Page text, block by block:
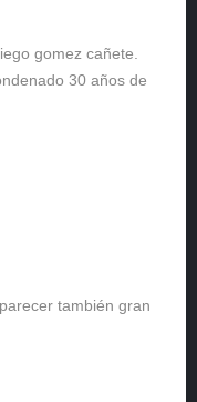
gomez cañete.
30 años de
también gran